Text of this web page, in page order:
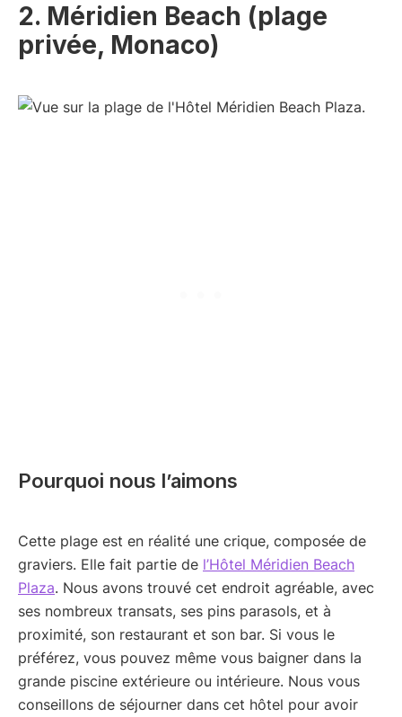
2. Méridien Beach (plage
privée, Monaco)
Pourquoi nous l’aimons
Cette plage est en réalité une crique, composée de
graviers. Elle fait partie de l’Hôtel Méridien Beach
Plaza. Nous avons trouvé cet endroit agréable, avec
ses nombreux transats, ses pins parasols, et à
proximité, son restaurant et son bar. Si vous le
préférez, vous pouvez même vous baigner dans la
grande piscine extérieure ou intérieure. Nous vous
conseillons de séjourner dans cet hôtel pour avoir